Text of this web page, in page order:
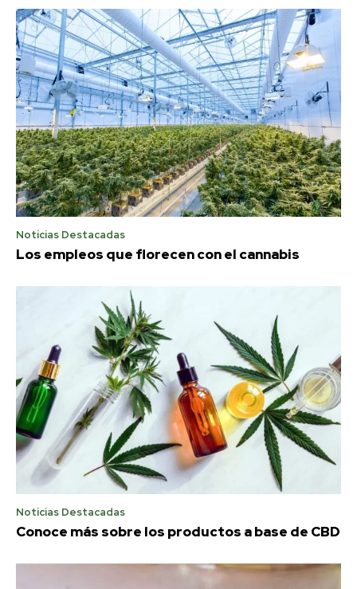
Noticias Destacadas
Los empleos que florecen con el cannabis
Noticias Destacadas
Conoce más sobre los productos a base de CBD